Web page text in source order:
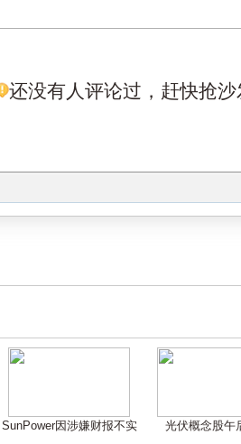
还没有人评论过，赶快抢沙
SunPower因涉嫌财报不实 光伏概念股午